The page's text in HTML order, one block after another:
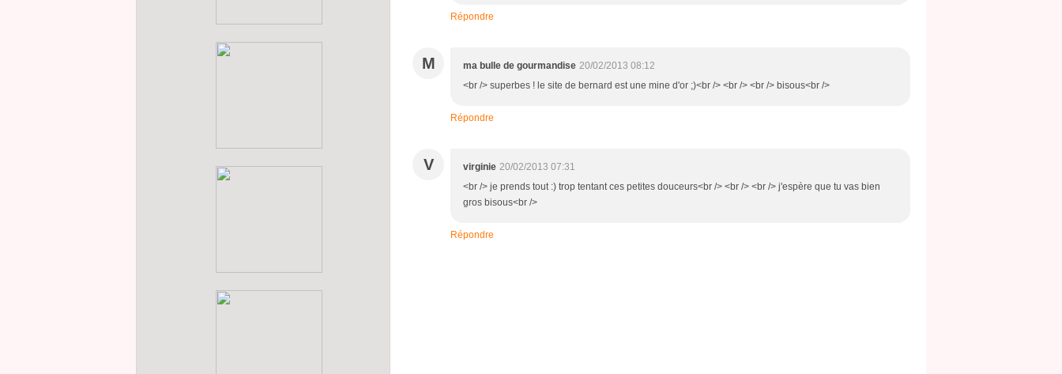
Répondre
M ma bulle de gourmandise 20/02/2013 08:12
<br /> superbes ! le site de bernard est une mine d'or ;)<br /> <br /> <br /> bisous<br />
Répondre
V virginie 20/02/2013 07:31
<br /> je prends tout :) trop tentant ces petites douceurs<br /> <br /> <br /> j'espère que tu vas bien
gros bisous<br />
Répondre